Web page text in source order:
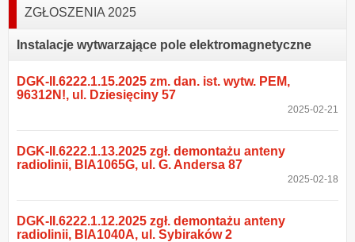
ZGŁOSZENIA 2025
Instalacje wytwarzające pole elektromagnetyczne
DGK-II.6222.1.15.2025 zm. dan. ist. wytw. PEM,
96312N!, ul. Dziesięciny 57
2025-02-21
DGK-II.6222.1.13.2025 zgł. demontażu anteny
radiolinii, BIA1065G, ul. G. Andersa 87
2025-02-18
DGK-II.6222.1.12.2025 zgł. demontażu anteny
radiolinii, BIA1040A, ul. Sybiraków 2